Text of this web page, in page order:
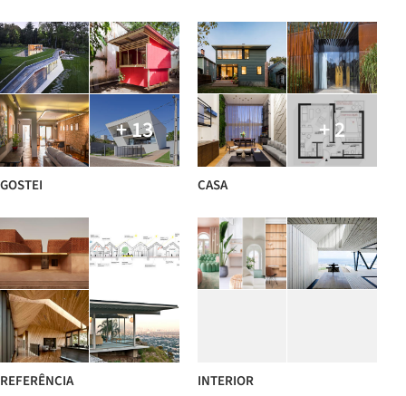
+ 13
GOSTEI
+ 2
CASA
REFERÊNCIA INTERIOR